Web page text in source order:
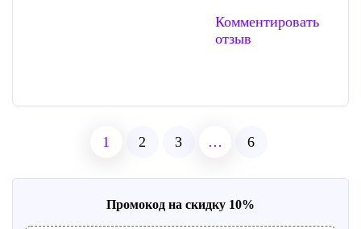
Комментировать
отзыв
1 2 3 … 6
Промокод на скидку 10%